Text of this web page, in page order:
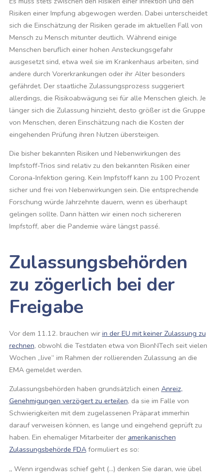
Risiken einer Impfung abgewogen werden. Dabei unterscheidet
sich die Einschätzung der Risiken gerade im aktuellen Fall von
Mensch zu Mensch mitunter deutlich. Während einige
Menschen beruflich einer hohen Ansteckungsgefahr
ausgesetzt sind, etwa weil sie im Krankenhaus arbeiten, sind
andere durch Vorerkrankungen oder ihr Alter besonders
gefährdet. Der staatliche Zulassungsprozess suggeriert
allerdings, die Risikoabwägung sei für alle Menschen gleich. Je
länger sich die Zulassung hinzieht, desto größer ist die Gruppe
von Menschen, deren Einschätzung nach die Kosten der
eingehenden Prüfung ihren Nutzen übersteigen.
Die bisher bekannten Risiken und Nebenwirkungen des
Impfstoff-Trios sind relativ zu den bekannten Risiken einer
Corona-Infektion gering. Kein Impfstoff kann zu 100 Prozent
sicher und frei von Nebenwirkungen sein. Die entsprechende
Forschung würde Jahrzehnte dauern, wenn es überhaupt
gelingen sollte. Dann hätten wir einen noch sichereren
Impfstoff, aber die Pandemie wäre längst passé.
Zulassungsbehörden
zu zögerlich bei der
Freigabe
Vor dem 11.12. brauchen wir in der EU mit keiner Zulassung zu
rechnen, obwohl die Testdaten etwa von BionNTech seit vielen
Wochen „live“ im Rahmen der rollierenden Zulassung an die
EMA gemeldet werden.
Zulassungsbehörden haben grundsätzlich einen Anreiz,
Genehmigungen verzögert zu erteilen, da sie im Falle von
Schwierigkeiten mit dem zugelassenen Präparat immerhin
darauf verweisen können, es lange und eingehend geprüft zu
haben. Ein ehemaliger Mitarbeiter der amerikanischen
Zulassungsbehörde FDAformuliert es so:
„ Wenn irgendwas schief geht (…) denken Sie daran, wie übel